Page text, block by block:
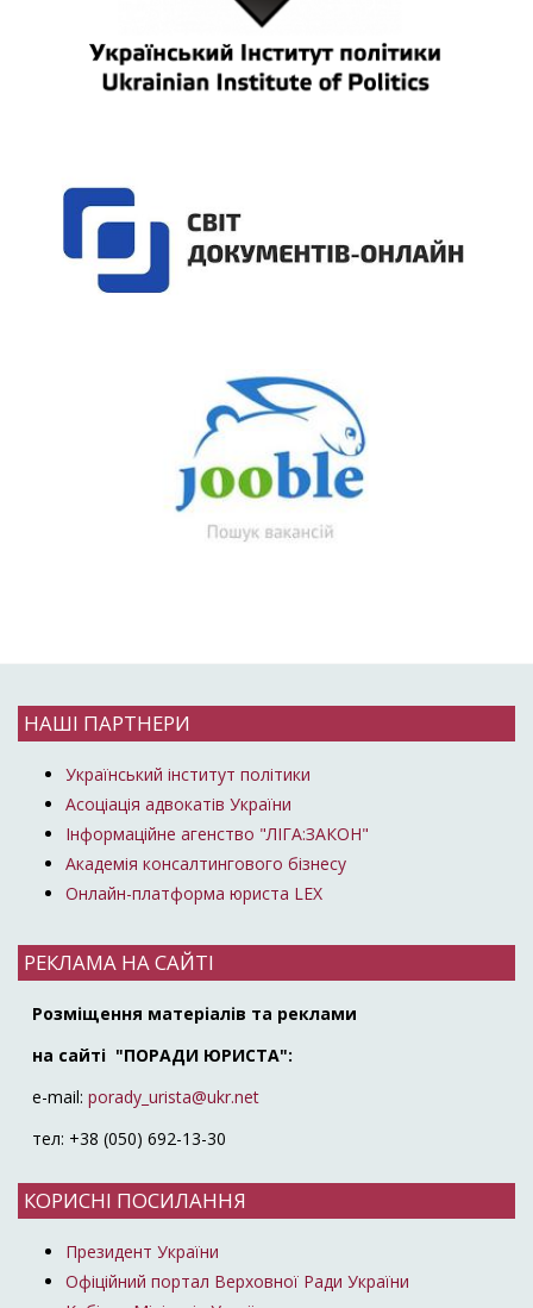
НАШІ ПАРТНЕРИ
Український інститут політики
Асоціація адвокатів України
Інформаційне агенство "ЛІГА:ЗАКОН"
Академія консалтингового бізнесу
Онлайн-платформа юриста LEX
РЕКЛАМА НА САЙТІ
Розміщення матеріалів та реклами
на сайті "ПОРАДИ ЮРИСТА":
e-mail: porady_urista@ukr.net
тел: +38 (050) 692-13-30
КОРИСНІ ПОСИЛАННЯ
Президент України
Офіційний портал Верховної Ради України